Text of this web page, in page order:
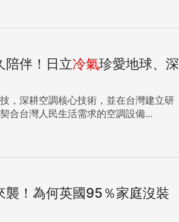
陪伴！日立冷氣珍愛地球、深
，深耕空調核心技術，並在台灣建立研
合台灣人民生活需求的空調設備...
襲！為何英國95％家庭沒裝